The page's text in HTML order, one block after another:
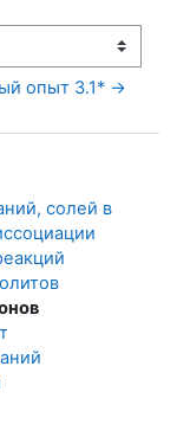
опыт 3.1* →
солей в